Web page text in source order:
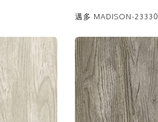
邁多 MADISON-23330